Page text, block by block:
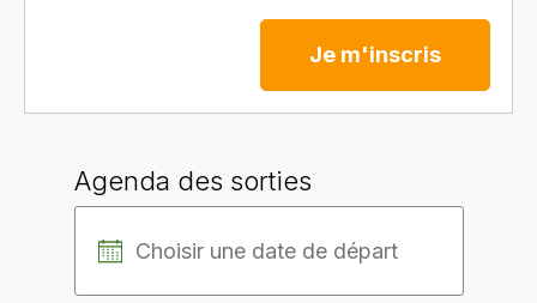
Je m'inscris
Agenda des sorties